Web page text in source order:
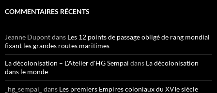
COMMENTAIRES RÉCENTS
Jeanne Dupontdans Les 12 points de passage obligé de rang mondial
fixant les grandes routes maritimes
La décolonisation – L'Atelier d'HG Sempai dans La décolonisation
dans le monde
_hg_sempai_ dans Les premiers Empires coloniaux du XVIe siècle